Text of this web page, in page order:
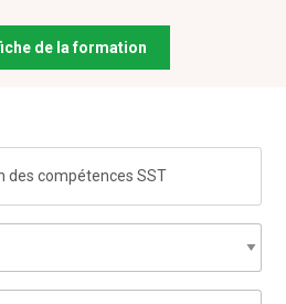
de la formation
des compétences SST